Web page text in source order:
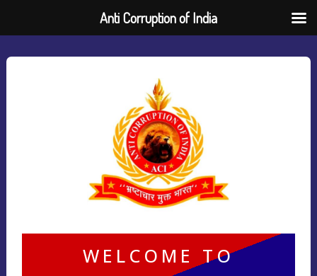
WELCOME TO
Anti Corruption of India